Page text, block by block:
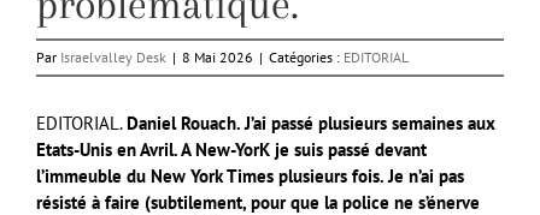
Par Israelvalley Desk | 8 Mai 2026 | Catégories : EDITORIAL
EDITORIAL.Daniel Rouach. J’ai passé plusieurs semaines aux
Etats-Unis en Avril. A New-YorK je suis passé devant
l’immeuble du New York Times plusieurs fois. Je n’ai pas
résisté à faire (subtilement, pour que la police ne s’énerve